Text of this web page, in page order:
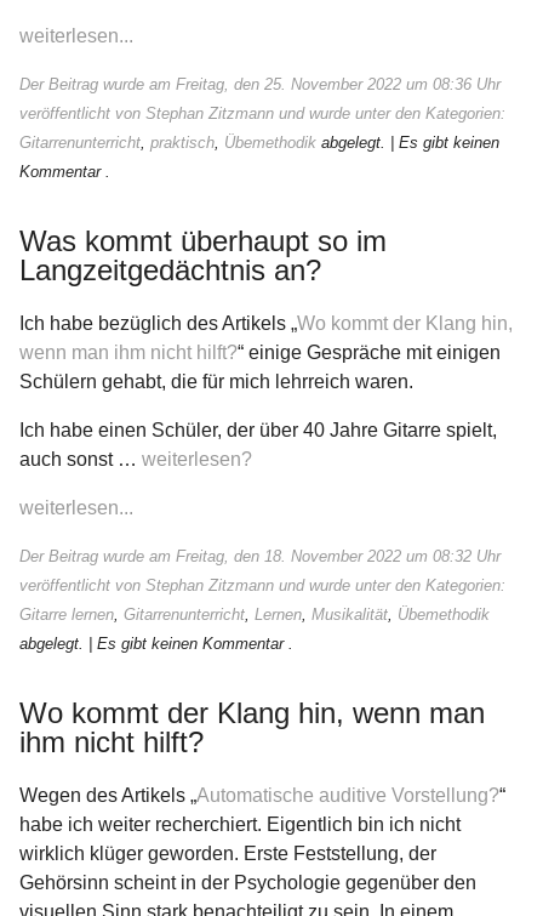
weiterlesen...
Der Beitrag wurde am Freitag, den 25. November 2022 um 08:36 Uhr
veröffentlicht von Stephan Zitzmann und wurde unter den Kategorien:
Gitarrenunterricht, praktisch, Übemethodik abgelegt.
| Es gibt keinen
Kommentar .
Was kommt überhaupt so im
Langzeitgedächtnis an?
Ich habe bezüglich des Artikels „Wo kommt der Klang hin,
wenn man ihm nicht hilft?“ einige Gespräche mit einigen
Schülern gehabt, die für mich lehrreich waren.
Ich habe einen Schüler, der über 40 Jahre Gitarre spielt,
auch sonst … weiterlesen?
weiterlesen...
Der Beitrag wurde am Freitag, den 18. November 2022 um 08:32 Uhr
veröffentlicht von Stephan Zitzmann und wurde unter den Kategorien:
Gitarre lernen, Gitarrenunterricht, Lernen, Musikalität, Übemethodik
abgelegt.
| Es gibt keinen Kommentar .
Wo kommt der Klang hin, wenn man
ihm nicht hilft?
Wegen des Artikels „Automatische auditive Vorstellung?“
habe ich weiter recherchiert. Eigentlich bin ich nicht
wirklich klüger geworden. Erste Feststellung, der
Gehörsinn scheint in der Psychologie gegenüber den
visuellen Sinn stark benachteiligt zu sein. In einem